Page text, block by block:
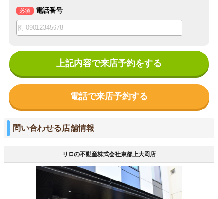
必須 電話番号
上記内容で来店予約をする
電話で来店予約する
問い合わせる店舗情報
リロの不動産株式会社東都上大岡店